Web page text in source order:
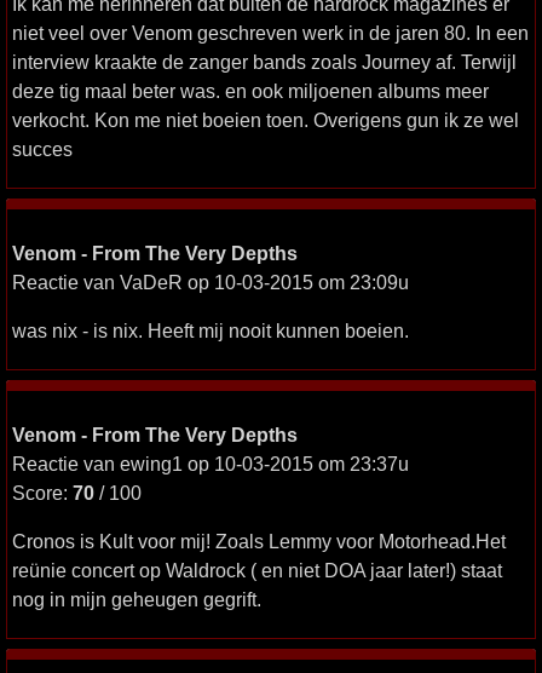
niet veel over Venom geschreven werk in de jaren 80. In een
interview kraakte de zanger bands zoals Journey af. Terwijl
deze tig maal beter was. en ook miljoenen albums meer
verkocht. Kon me niet boeien toen. Overigens gun ik ze wel
succes
Venom - From The Very Depths
Reactie van VaDeR op 10-03-2015 om 23:09u
was nix - is nix. Heeft mij nooit kunnen boeien.
Venom - From The Very Depths
Reactie van ewing1 op 10-03-2015 om 23:37u
Score: 70 / 100
Cronos is Kult voor mij! Zoals Lemmy voor Motorhead.Het
reünie concert op Waldrock ( en niet DOA jaar later!) staat
nog in mijn geheugen gegrift.